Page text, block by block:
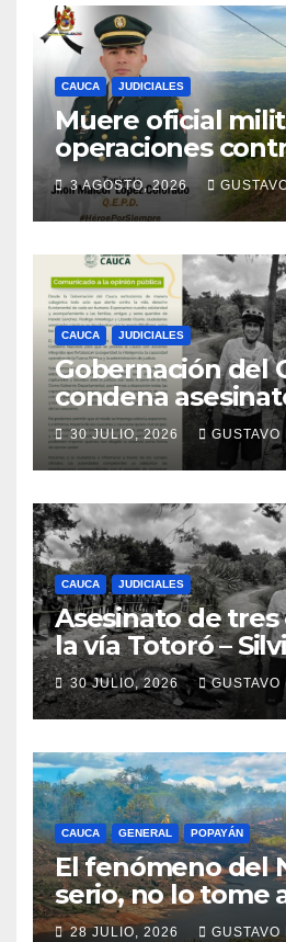
CAUCA JUDICIALES
Muere oficial
operaciones
el sur del Cauca
3 AGOSTO, 2026
CAUCA JUDICIALES
Gobernación del
condena
ciudadanos y exige medidas
urgentes al
Nacional
30 JULIO, 2026 GUSTAVO
CAUCA JUDICIALES
Asesinato de tres
la vía Totoró –
consternación en
30 JULIO, 2026 GUSTAVO
CAUCA GENERAL POPAYÁN
El fenómeno del
serio, no lo tome
28 JULIO, 2026 GUSTAVO